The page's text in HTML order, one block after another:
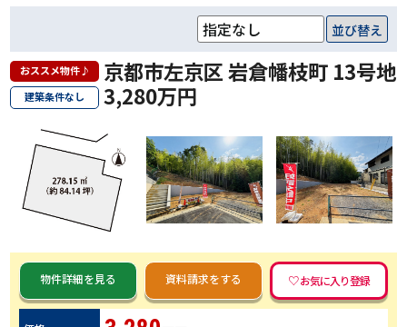
並び替え
おススメ物件♪
建築条件なし
京都市左京区 岩倉幡枝町 13号地
3,280万円
物件詳細を見る 資料請求をする